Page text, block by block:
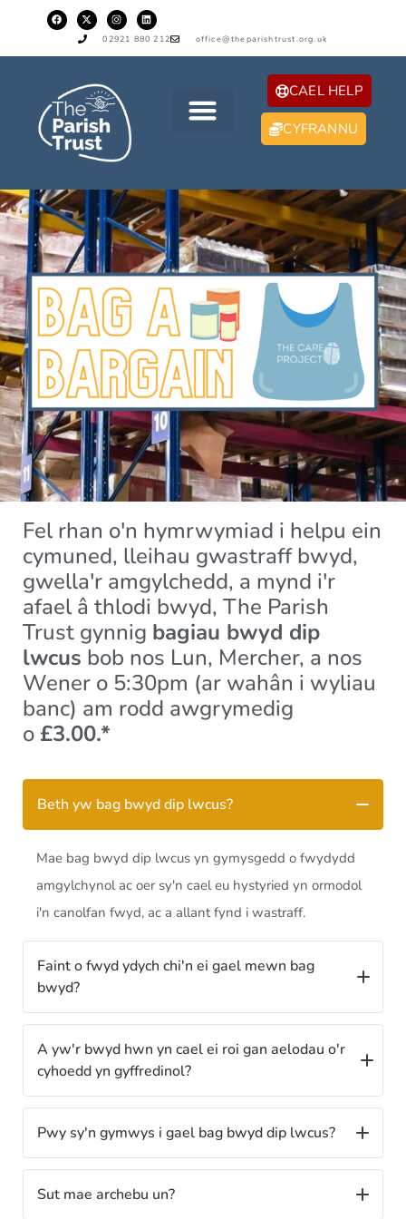
02921 880 212 office@theparishtrust.org.uk
CAEL HELP
CYFRANNU
Fel rhan o'n hymrwymiad i helpu ein
cymuned, lleihau gwastraff bwyd,
gwella'r amgylchedd, a mynd i'r
afael â thlodi bwyd, The Parish
Trust gynnig bagiau bwyd dip
lwcus bob nos Lun, Mercher, a nos
Wener o 5:30pm (ar wahân i wyliau
banc) am rodd awgrymedig
o £3.00.*
Beth yw bag bwyd dip lwcus?
Mae bag bwyd dip lwcus yn gymysgedd o fwydydd
amgylchynol ac oer sy'n cael eu hystyried yn ormodol
i'n canolfan fwyd, ac a allant fynd i wastraff.
Faint o fwyd ydych chi'n ei gael mewn bag
bwyd?
Ar gyfartaledd, mae gan bob bag werth o leiaf £15.00
o fwyd ynddo.
A yw'r bwyd hwn yn cael ei roi gan aelodau o'r
cyhoedd yn gyffredinol?
Na. Mae'r bwyd rydyn ni'n ei roi yn ein bagiau bwyd
Pwy sy'n gymwys i gael bag bwyd dip lwcus?
Mae unrhyw un yn gymwys i dderbyn bag bwyd dip
Sut mae archebu un?